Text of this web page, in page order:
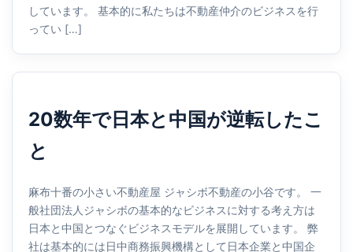
しています。 基本的に私たちは不動産仲介のビジネスを行
ってい […]
20数年で日本と中国が逆転したこ
と
麻布十番の小さい不動産屋 ジャシボ不動産の小谷です。 一
般社団法人ジャシボの基本的なビジネスに対する考え方は
日本と中国とつなぐビジネスモデルを展開しています。 弊
社は基本的には日中商務振興機構として日本企業と中国企